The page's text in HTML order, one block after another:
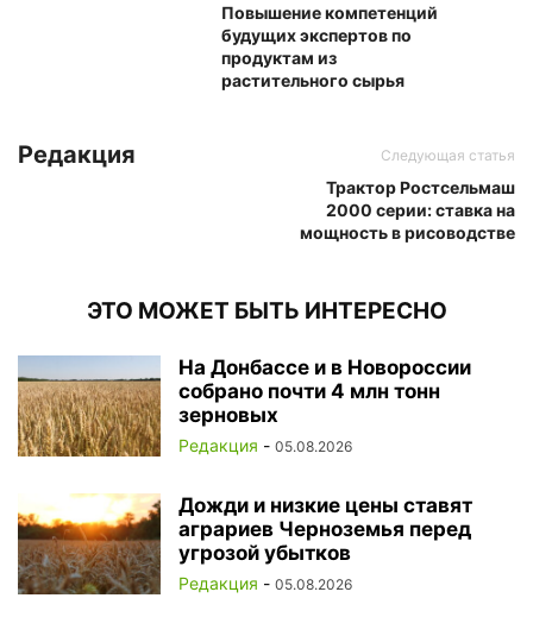
Повышение компетенций
будущих экспертов по
продуктам из
растительного сырья
Следующая статья
Трактор Ростсельмаш
2000 серии: ставка на
мощность в рисоводстве
Редакция
ЭТО МОЖЕТ БЫТЬ ИНТЕРЕСНО
На Донбассе и в Новороссии
собрано почти 4 млн тонн
зерновых
Редакция - 05.08.2026
Дожди и низкие цены ставят
аграриев Черноземья перед
угрозой убытков
Редакция - 05.08.2026